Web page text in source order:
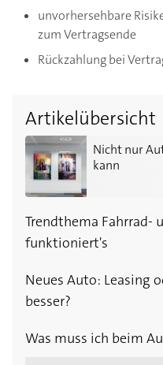
unvorhersehbare
zum Vertragsende
Rückzahlung bei
Artikelübersicht
Nicht nur
kann
Nicht nur Autos: Was
Trendthema Fahrrad-
funktioniert's
Neues Auto: Leasing
besser?
Was muss ich beim